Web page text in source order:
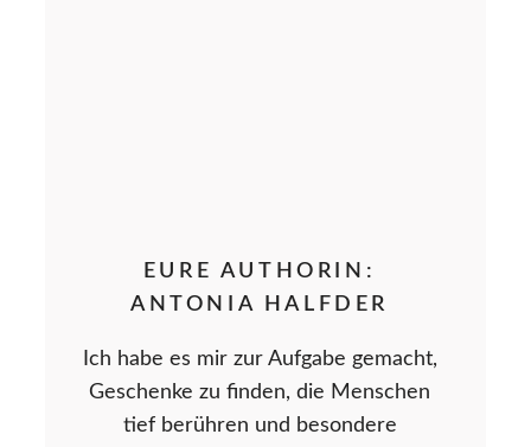
EURE AUTHORIN:
ANTONIA HALFDER
Ich habe es mir zur Aufgabe gemacht,
Geschenke zu finden, die Menschen
tief berühren und besondere